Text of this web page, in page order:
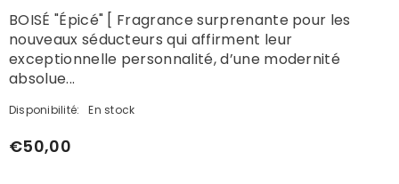
BOISÉ "Épicé" [ Fragrance surprenante pour les
nouveaux séducteurs qui affirment leur
exceptionnelle personnalité, d’une modernité
absolue...
Disponibilité: En stock
€50,00